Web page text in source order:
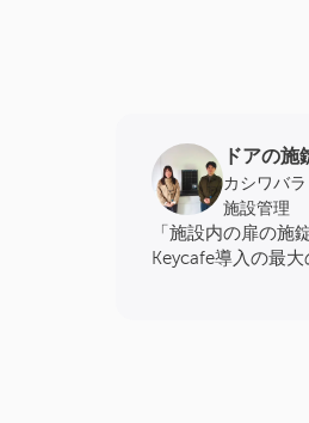
ドアの施
カシワバ
施設管理
「施設内の扉の施
Keycafe導入の最大